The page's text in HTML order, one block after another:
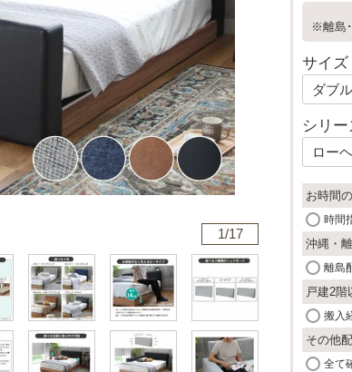
1/17
※離島･
サイズ
シリー
お時間
時間
沖縄・
離島
戸建2階
搬入
その他
全て